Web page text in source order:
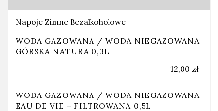
Napoje Zimne Bezalkoholowe
WODA GAZOWANA / WODA NIEGAZOWANA
GÓRSKA NATURA 0,3L
12,00 zł
WODA GAZOWANA / WODA NIEGAZOWANA
EAU DE VIE – FILTROWANA 0,5L